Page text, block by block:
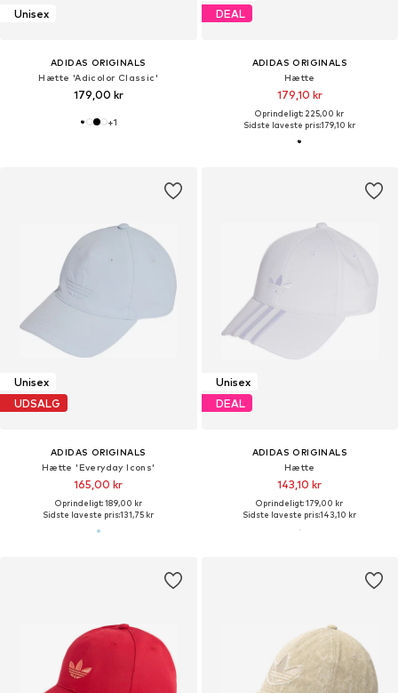
Unisex
ADIDAS ORIGINALS
Hætte 'Adicolor Classic'
179,00 kr
+1
DEAL
ADIDAS ORIGINALS
Hætte
179,10 kr
Oprindeligt: 225,00 kr
Sidste laveste pris:179,10 kr
Unisex
UDSALG
ADIDAS ORIGINALS
Hætte 'Everyday Icons'
165,00 kr
Oprindeligt: 189,00 kr
Sidste laveste pris:131,75 kr
Unisex
DEAL
ADIDAS ORIGINALS
Hætte
143,10 kr
Oprindeligt: 179,00 kr
Sidste laveste pris:143,10 kr